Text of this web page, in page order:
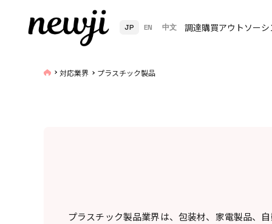
JP EN 中文 調達購買アウトソーシ
対応業界 プラスチック製品
プラスチック製品業界は、包装材、家電製品、